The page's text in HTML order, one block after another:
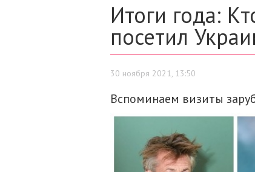
Итоги года:
посетил
30 ноября 2021, 13:50
Вспоминаем визиты